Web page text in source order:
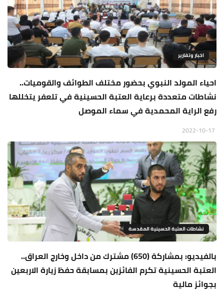
اخبار وتقارير
احياء المولد النبوي بحضور مختلف الطوائف والقوميات..
نشاطات متعددة برعاية العتبة الحسينية في تلعفر يتخللها
رفع الراية المحمدية في سماء الموصل
نشاطات العتبة الحسينية المقدسة
بالفيديو: بمشاركة (650) مشترك من داخل وخارج العراق..
العتبة الحسينية تكرم الفائزين بمسابقة حفظ زيارة الاربعين
بجوائز مالية